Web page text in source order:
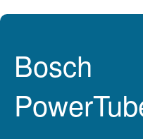
Bosch